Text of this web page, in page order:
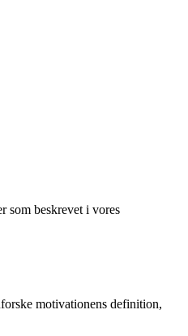
som beskrevet i vores
motivationens definition,